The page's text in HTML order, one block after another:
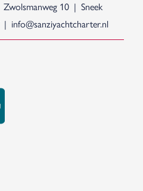
Zwolsmanweg 10
Sneek
info@sanziyachtcharter.nl